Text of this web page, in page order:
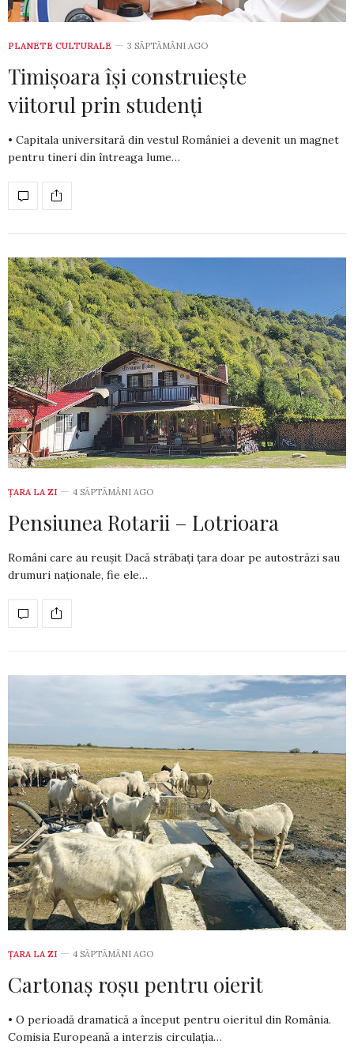
PLANETE CULTURALE 3 SĂPTĂMÂNI AGO
Timișoara își construiește
viitorul prin studenți
• Capitala universitară din vestul României a devenit un magnet
pentru tineri din întreaga lume…
ȚARA LA ZI 4 SĂPTĂMÂNI AGO
Pensiunea Rotarii – Lotrioara
Români care au reușit Dacă străbați țara doar pe autostrăzi sau
drumuri naționale, fie ele…
ȚARA LA ZI 4 SĂPTĂMÂNI AGO
Cartonaș roșu pentru oierit
• O perioadă dramatică a început pentru oieritul din România.
Comisia Europeană a interzis circulația…